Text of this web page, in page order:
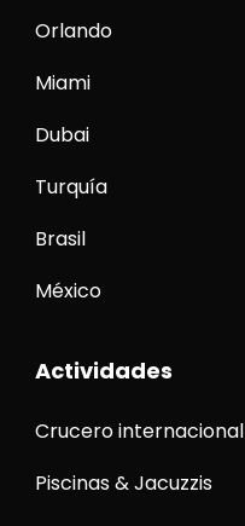
Orlando
Miami
Dubai
Turquía
Brasil
México
Actividades
Crucero internacional
Piscinas & Jacuzzis